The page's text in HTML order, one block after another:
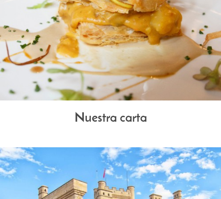
Nuestra carta